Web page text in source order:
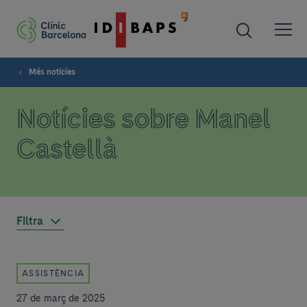
Més notícies
Notícies sobre Manel
Castellà
Filtra
ASSISTÈNCIA
27 de març de 2025